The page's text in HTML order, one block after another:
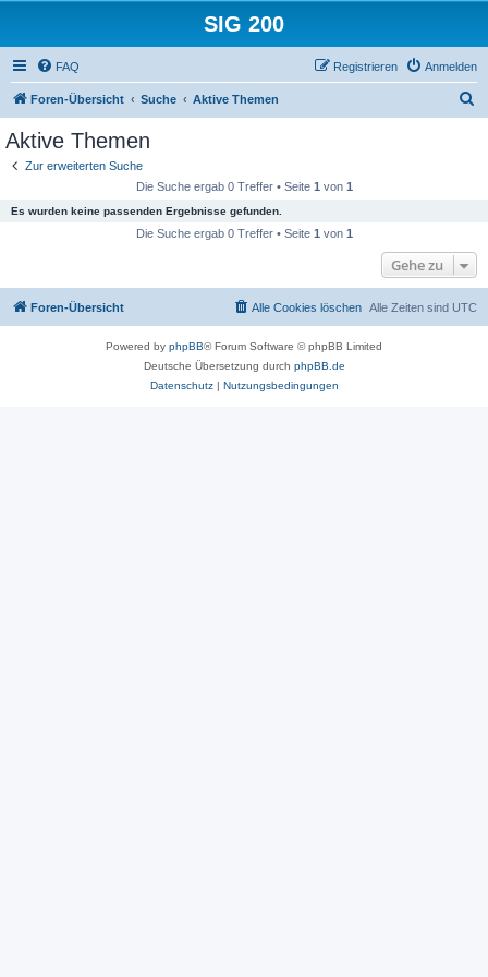
SIG 200
FAQ Anmelden
Registrieren
Foren-Übersicht Suche Aktive Themen
Aktive Themen
Zur erweiterten Suche
Die Suche ergab 0 Treffer • Seite 1 von 1
Es wurden keine passenden Ergebnisse gefunden.
Die Suche ergab 0 Treffer • Seite 1 von 1
Gehe zu
Foren-Übersicht Alle Zeiten sind UTC
Alle Cookies löschen
Powered by phpBB® Forum Software © phpBB Limited
Deutsche Übersetzung durch phpBB.de
Datenschutz| Nutzungsbedingungen